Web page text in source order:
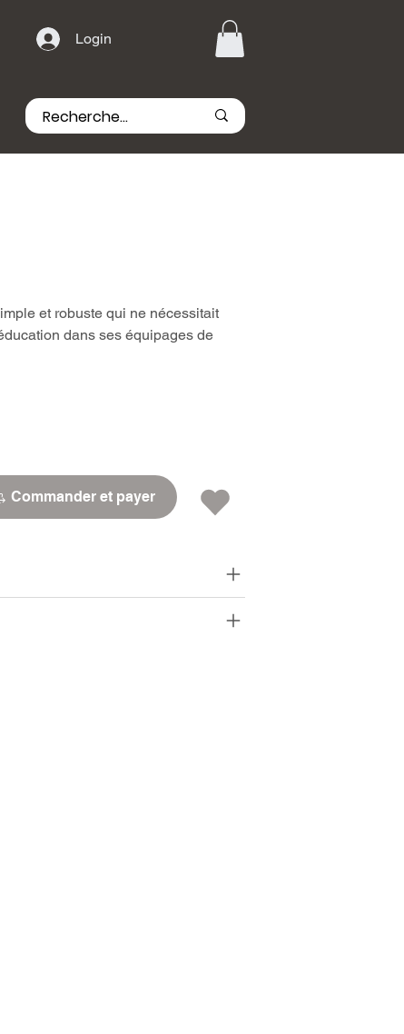
Login
et robuste qui ne nécessitait
dans ses équipages de
Commander et payer